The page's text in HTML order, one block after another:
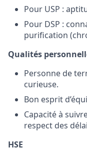
Pour USP :
Pour DSP :
purification
Qualités
Personne de
curieuse.
Bon esprit
Capacité à
respect des
HSE